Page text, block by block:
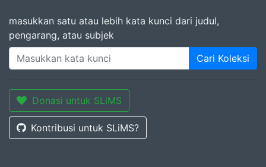
masukkan satu atau lebih kata kunci dari judul,
pengarang, atau subjek
Cari Koleksi
Donasi untuk SLiMS
Kontribusi untuk SLiMS?